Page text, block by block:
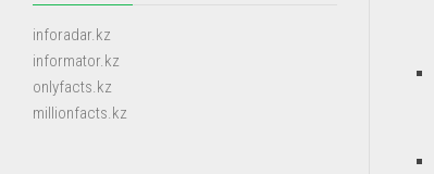
inforadar.kz
informator.kz
onlyfacts.kz
millionfacts.kz